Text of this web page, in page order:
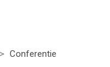
Conferentie